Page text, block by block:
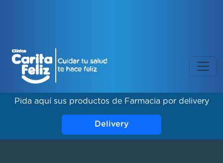
Pida aquí sus productos de Farmacia por delivery
Delivery